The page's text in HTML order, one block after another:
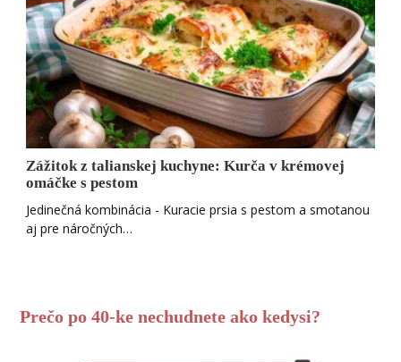
Zážitok z talianskej kuchyne: Kurča v krémovej
omáčke s pestom
Jedinečná kombinácia - Kuracie prsia s pestom a smotanou
aj pre náročných…
Prečo po 40-ke nechudnete ako kedysi?